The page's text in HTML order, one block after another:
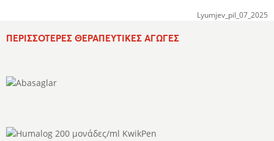
Lyumjev_pil_07_2025
ΠΕΡΙΣΣΌΤΕΡΕΣ ΘΕΡΑΠΕΥΤΙΚΈΣ ΑΓΩΓΈΣ